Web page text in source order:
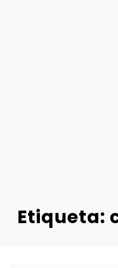
Etiqueta: